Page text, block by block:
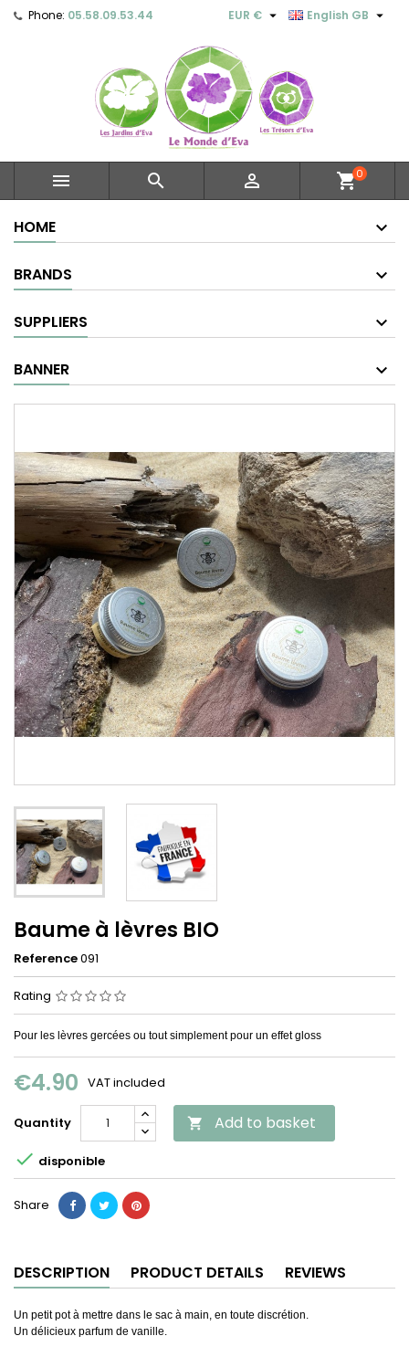
Phone: 05.58.09.53.44 English GB 
EUR € 
   shopping_cart0
HOME
BRANDS
SUPPLIERS
BANNER
Baume à lèvres BIO
Reference091
Rating
Pour les lèvres gercées ou tout simplement pour un effet gloss
€4.90 VAT included
Quantity  Add to basket
 disponible
Share
DESCRIPTION PRODUCT DETAILS REVIEWS
Un petit pot à mettre dans le sac à main, en toute discrétion.
Un délicieux parfum de vanille.